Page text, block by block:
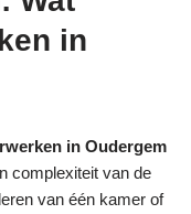
in
in Oudergem
complexiteit van de
van één kamer of